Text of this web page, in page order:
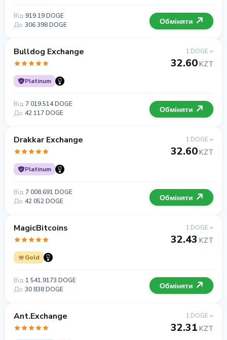
Від 919.19 DOGE
До 306 398 DOGE Обміняти
Bulldog Exchange
Platinum
1 DOGE =
32.60KZT
Від 7 019.514 DOGE
До 42 117 DOGE Обміняти
Drakkar Exchange
Platinum
1 DOGE =
32.60KZT
Від 7 008.691 DOGE
До 42 052 DOGE Обміняти
MagicBitcoins
Gold
1 DOGE =
32.43 KZT
Від 1 541.9173 DOGE
До 30 838 DOGE Обміняти
Ant.Exchange 1 DOGE =
32.31 KZT